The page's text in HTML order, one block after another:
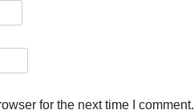
for the next time I comment.